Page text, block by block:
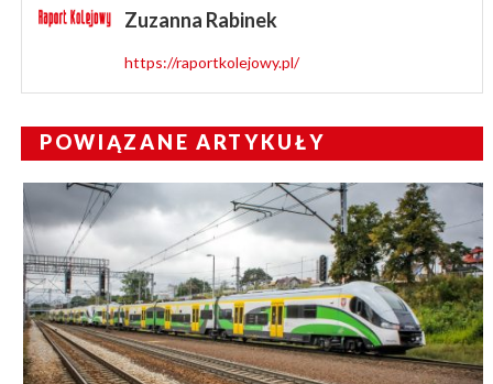
Zuzanna Rabinek
https://raportkolejowy.pl/
POWIĄZANE ARTYKUŁY